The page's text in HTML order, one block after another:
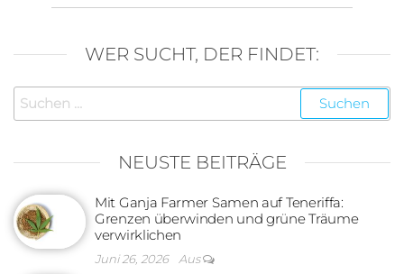
WER SUCHT, DER FINDET:
Suchen
nach:
NEUSTE BEITRÄGE
Mit Ganja Farmer Samen auf Teneriffa:
Grenzen überwinden und grüne Träume
verwirklichen
Juni 26, 2026 Aus